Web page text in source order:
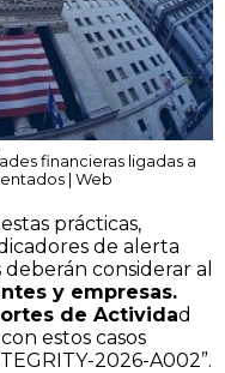
financieras ligadas a
| Web
prácticas,
de alerta
considerar al
y empresas.
de Actividad
estos casos
2026-A002”.